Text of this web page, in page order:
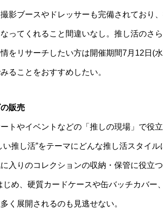
影ブースやドレッサーも完備されており
ってくれること間違いなし。推し活のさ
をリサーチしたい方は開催期間7月12日(
ることをおすすめしたい。
販売
トやイベントなどの「推しの現場」で役
い推し活”をテーマにどんな推し活スタイ
入りのコレクションの収納・保管に役立
じめ、硬質カードケースや缶バッチカバー
く展開されるのも見逃せない。